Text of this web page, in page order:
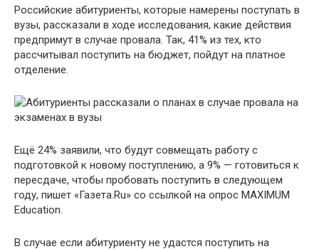
Российские абитуриенты, которые намерены поступать в
вузы, рассказали в ходе исследования, какие действия
предпримут в случае провала. Так, 41% из тех, кто
рассчитывал поступить на бюджет, пойдут на платное
отделение.
Ещё 24% заявили, что будут совмещать работу с
подготовкой к новому поступлению, а 9% — готовиться к
пересдаче, чтобы пробовать поступить в следующем
году, пишет «Газета.Ru» со ссылкой на опрос MAXIMUM
Education.
В случае если абитуриенту не удастся поступить на